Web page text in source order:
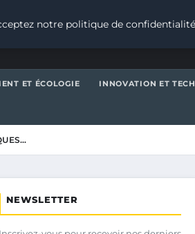
ET ÉCOLOGIE INNOVATION ET
NEWSLETTER
notre politique de